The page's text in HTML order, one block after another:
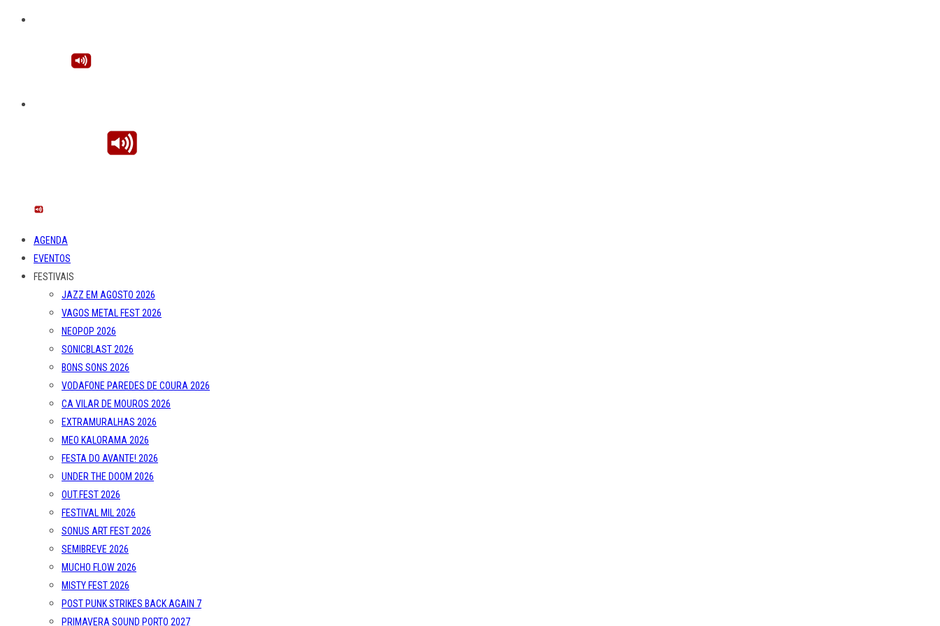
AGENDA
EVENTOS
FESTIVAIS
JAZZ EM AGOSTO 2026
VAGOS METAL FEST 2026
NEOPOP 2026
SONICBLAST 2026
BONS SONS 2026
VODAFONE PAREDES DE COURA 2026
CA VILAR DE MOUROS 2026
EXTRAMURALHAS 2026
MEO KALORAMA 2026
FESTA DO AVANTE! 2026
UNDER THE DOOM 2026
OUT.FEST 2026
FESTIVAL MIL 2026
SONUS ART FEST 2026
SEMIBREVE 2026
MUCHO FLOW 2026
MISTY FEST 2026
POST PUNK STRIKES BACK AGAIN 7
PRIMAVERA SOUND PORTO 2027